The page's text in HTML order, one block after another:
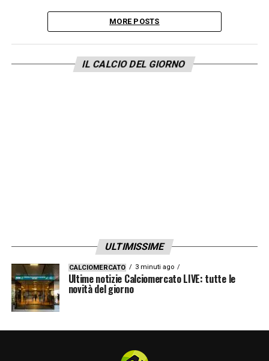
MORE POSTS
IL CALCIO DEL GIORNO
ULTIMISSIME
CALCIOMERCATO 3 minuti ago
Ultime notizie Calciomercato LIVE: tutte le
novità del giorno